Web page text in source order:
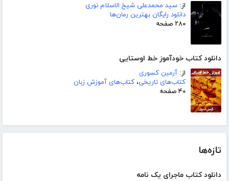
از: سید محمدعلی شیخ الاسلام نوری
دانلود رایگان بهترین رمان‌ها
۲۸۰ صفحه
دانلود کتاب خودآموز خط اوستایی
از: آرمین کسوری
کتاب‌های تاریخی، کتاب‌های آموزش زبان
۴۰ صفحه
تازه‌ها
دانلود کتاب ماجرای یک نامه